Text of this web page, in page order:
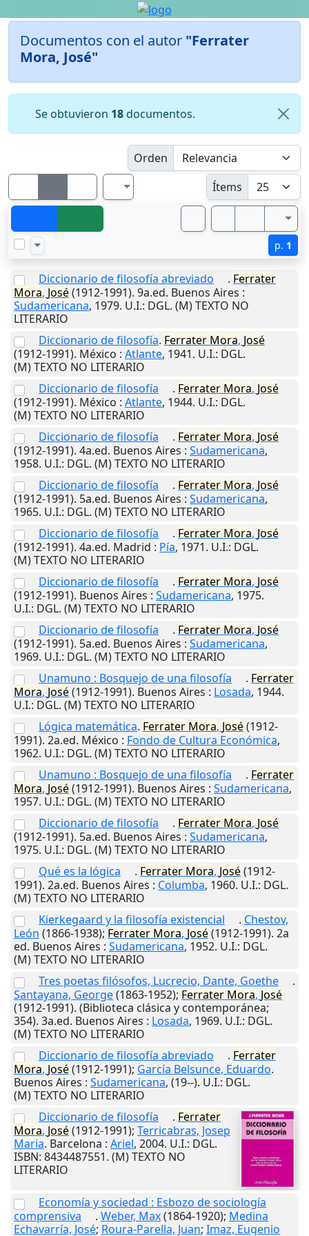
Documentos con el autor "Ferrater
Mora, José"
Se obtuvieron 18documentos.
Orden
Ítems
p. 1
Diccionario de filosofía abreviado . Ferrater
Mora, José(1912-1991). 9a.ed. Buenos Aires :
Sudamericana, 1979. U.I.: DGL. (M) TEXTO NO
LITERARIO
Diccionario de filosofía. Ferrater Mora, José
(1912-1991). México : Atlante, 1941. U.I.: DGL.
(M) TEXTO NO LITERARIO
Diccionario de filosofía
. Ferrater Mora, José
(1912-1991). México : Atlante, 1944. U.I.: DGL.
(M) TEXTO NO LITERARIO
Diccionario de filosofía
. Ferrater Mora, José
(1912-1991). 4a.ed. Buenos Aires : Sudamericana,
1958. U.I.: DGL. (M) TEXTO NO LITERARIO
Diccionario de filosofía
. Ferrater Mora, José
(1912-1991). 5a.ed. Buenos Aires : Sudamericana,
1965. U.I.: DGL. (M) TEXTO NO LITERARIO
Diccionario de filosofía
. Ferrater Mora, José
(1912-1991). 4a.ed. Madrid : Pía, 1971. U.I.: DGL.
(M) TEXTO NO LITERARIO
Diccionario de filosofía
. Ferrater Mora, José
(1912-1991). Buenos Aires : Sudamericana, 1975.
U.I.: DGL. (M) TEXTO NO LITERARIO
Diccionario de filosofía
. Ferrater Mora, José
(1912-1991). 5a.ed. Buenos Aires : Sudamericana,
1969. U.I.: DGL. (M) TEXTO NO LITERARIO
Unamuno : Bosquejo de una filosofía
. Ferrater
Mora, José(1912-1991). Buenos Aires : Losada, 1944.
U.I.: DGL. (M) TEXTO NO LITERARIO
Lógica matemática. Ferrater Mora, José(1912-
1991). 2a.ed. México : Fondo de Cultura Económica,
1962. U.I.: DGL. (M) TEXTO NO LITERARIO
Unamuno : Bosquejo de una filosofía
. Ferrater
Mora, José(1912-1991). Buenos Aires : Sudamericana,
1957. U.I.: DGL. (M) TEXTO NO LITERARIO
Diccionario de filosofía
. Ferrater Mora, José
(1912-1991). 5a.ed. Buenos Aires : Sudamericana,
1975. U.I.: DGL. (M) TEXTO NO LITERARIO
Qué es la lógica
. Ferrater Mora, José(1912-
1991). 2a.ed. Buenos Aires : Columba, 1960. U.I.: DGL.
(M) TEXTO NO LITERARIO
Kierkegaard y la filosofía existencial
. Chestov,
León (1866-1938); Ferrater Mora, José(1912-1991). 2a
ed. Buenos Aires : Sudamericana, 1952. U.I.: DGL.
(M) TEXTO NO LITERARIO
Tres poetas filósofos, Lucrecio, Dante, Goethe
.
Santayana, George(1863-1952); Ferrater Mora, José
(1912-1991). (Biblioteca clásica y contemporánea;
354). 3a.ed. Buenos Aires : Losada, 1969. U.I.: DGL.
(M) TEXTO NO LITERARIO
Diccionario de filosofía abreviado
. Ferrater
Mora, José(1912-1991); García Belsunce, Eduardo.
Buenos Aires : Sudamericana, (19--). U.I.: DGL.
(M) TEXTO NO LITERARIO
Diccionario de filosofía
. Ferrater
Mora, José(1912-1991); Terricabras, Josep
Maria. Barcelona : Ariel, 2004. U.I.: DGL.
ISBN: 8434487551. (M) TEXTO NO
LITERARIO
Economía y sociedad : Esbozo de sociología
comprensiva
. Weber, Max(1864-1920); Medina
Echavarría, José; Roura-Parella, Juan; Imaz, Eugenio